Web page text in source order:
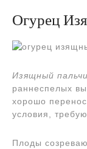
Огурец
Изящный
раннеспелых
хорошо
условия,
Плоды